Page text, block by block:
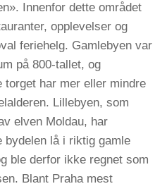
Innenfor dette området
opplevelser og
feriehelg. Gamlebyen var
på 800-tallet, og
torget har mer eller mindre
Lillebyen, som
elven Moldau, har
bydelen lå i riktig gamle
ble derfor ikke regnet som
Blant Praha mest